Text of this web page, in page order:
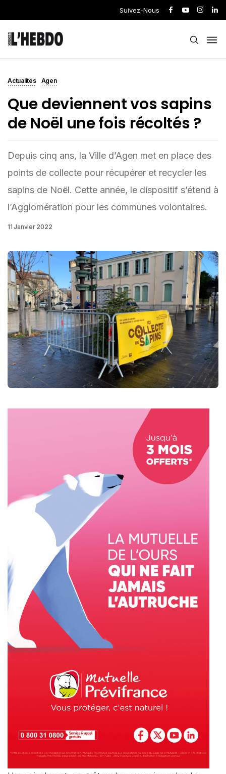
Suivez-Nous
Actualités Agen
Que deviennent vos sapins
de Noël une fois récoltés ?
Depuis cinq ans, la Ville d’Agen met en place des
points de collecte pour récupérer et recycler les
sapins de Noël. Cette année, le dispositif s’étend à
l’Agglomération pour les communes volontaires.
11 Janvier 2022